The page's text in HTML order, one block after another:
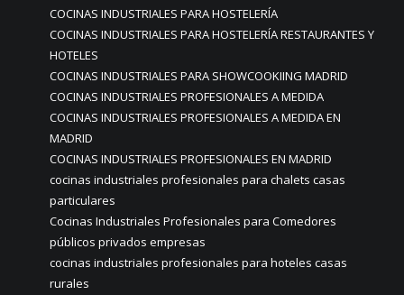
COCINAS INDUSTRIALES PARA HOSTELERÍA
COCINAS INDUSTRIALES PARA HOSTELERÍA RESTAURANTES Y
HOTELES
COCINAS INDUSTRIALES PARA SHOWCOOKIING MADRID
COCINAS INDUSTRIALES PROFESIONALES A MEDIDA
COCINAS INDUSTRIALES PROFESIONALES A MEDIDA EN
MADRID
COCINAS INDUSTRIALES PROFESIONALES EN MADRID
cocinas industriales profesionales para chalets casas
particulares
Cocinas Industriales Profesionales para Comedores
públicos privados empresas
cocinas industriales profesionales para hoteles casas
rurales